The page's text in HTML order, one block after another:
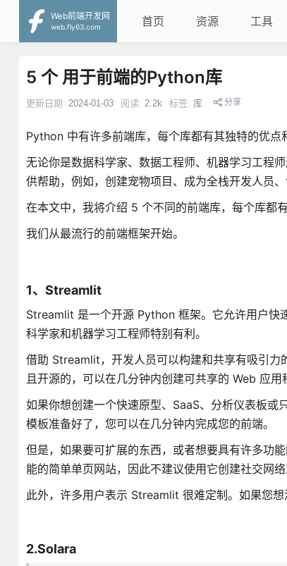
Web前端开发网
web.fly63.com
首页 资源 工具
5 个 用于前端的Python库
更新日期: 2024-01-03 阅读: 2.2k 标签: 库 分享
Python 中有许多前端库，每个库都有其独特的优点
无论你是数据科学家、数据工程师、机器学习工程
供帮助，例如，创建宠物项目、成为全栈开发人员
在本文中，我将介绍 5 个不同的前端库，每个库都
我们从最流行的前端框架开始。
1、Streamlit
Streamlit 是一个开源 Python 框架。它允许用户快
科学家和机器学习工程师特别有利。
借助 Streamlit，开发人员可以构建和共享有吸引
且开源的，可以在几分钟内创建可共享的 Web 应用
如果你想创建一个快速原型、SaaS、分析仪表板
模板准备好了，您可以在几分钟内完成您的前端。
但是，如果要可扩展的东西，或者想要具有许多功
能的简单单页网站，因此不建议使用它创建社交网络
此外，许多用户表示 Streamlit 很难定制。如果您
2.Solara